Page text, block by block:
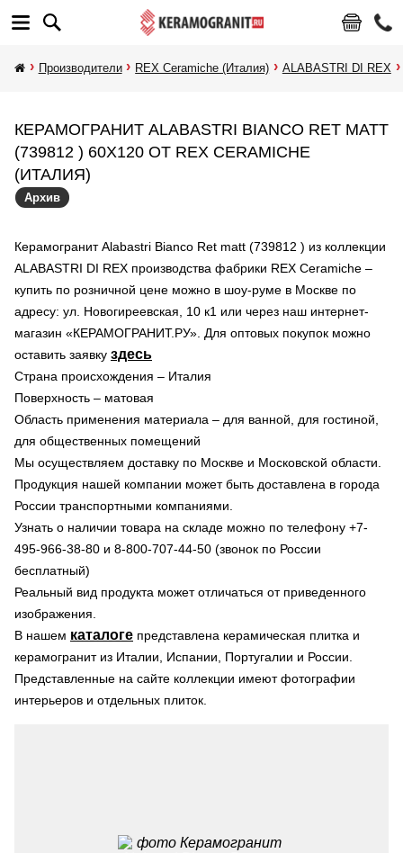
Производители REX Ceramiche (Италия) ALABASTRI DI REX
КЕРАМОГРАНИТ ALABASTRI BIANCO RET MATT
(739812 ) 60X120 ОТ REX CERAMICHE
(ИТАЛИЯ)
Архив
Керамогранит Alabastri Bianco Ret matt (739812 ) из коллекции
ALABASTRI DI REX производства фабрики REX Ceramiche –
купить по розничной цене можно в шоу-руме в Москве по
адресу: ул. Новогиреевская, 10 к1 или через наш интернет-
магазин «КЕРАМОГРАНИТ.РУ». Для оптовых покупок можно
оставить заявку здесь
Страна происхождения – Италия
Поверхность – матовая
Область применения материала – для ванной, для гостиной,
для общественных помещений
Мы осуществляем доставку по Москве и Московской области.
Продукция нашей компании может быть доставлена в города
России транспортными компаниями.
Узнать о наличии товара на складе можно по телефону +7-
495-966-38-80 и 8-800-707-44-50 (звонок по России
бесплатный)
Реальный вид продукта может отличаться от приведенного
изображения.
В нашем каталоге представлена керамическая плитка и
керамогранит из Италии, Испании, Португалии и России.
Представленные на сайте коллекции имеют фотографии
интерьеров и отдельных плиток.